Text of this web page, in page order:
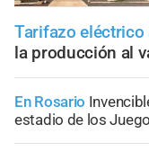
Tarifazo
la producción al
En Rosario
estadio de los